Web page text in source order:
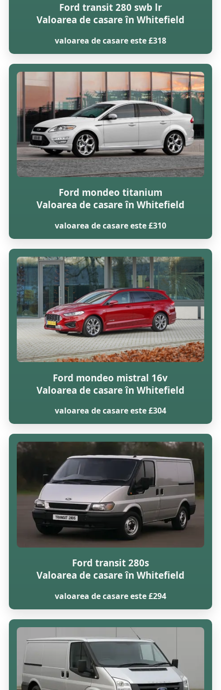
Ford transit 280 swb lr
Valoarea de casare în Whitefield
valoarea de casare este £318
Ford mondeo titanium
Valoarea de casare în Whitefield
valoarea de casare este £310
Ford mondeo mistral 16v
Valoarea de casare în Whitefield
valoarea de casare este £304
Ford transit 280s
Valoarea de casare în Whitefield
valoarea de casare este £294